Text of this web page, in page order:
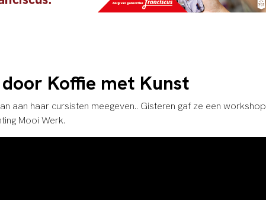
Koffie met Kunst
aan haar cursisten meegeven.. Gisteren gaf ze een workshop
Mooi Werk.